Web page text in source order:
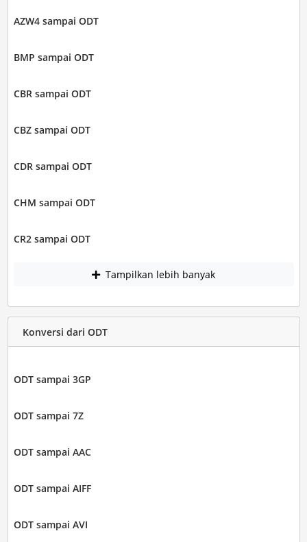
AZW4 sampai ODT
BMP sampai ODT
CBR sampai ODT
CBZ sampai ODT
CDR sampai ODT
CHM sampai ODT
CR2 sampai ODT
Tampilkan lebih banyak
Konversi dari ODT
ODT sampai 3GP
ODT sampai 7Z
ODT sampai AAC
ODT sampai AIFF
ODT sampai AVI